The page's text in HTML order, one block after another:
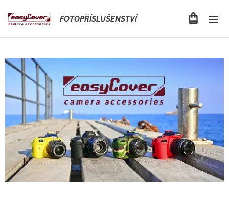
FOTOPŘÍSLUŠENSTVÍ